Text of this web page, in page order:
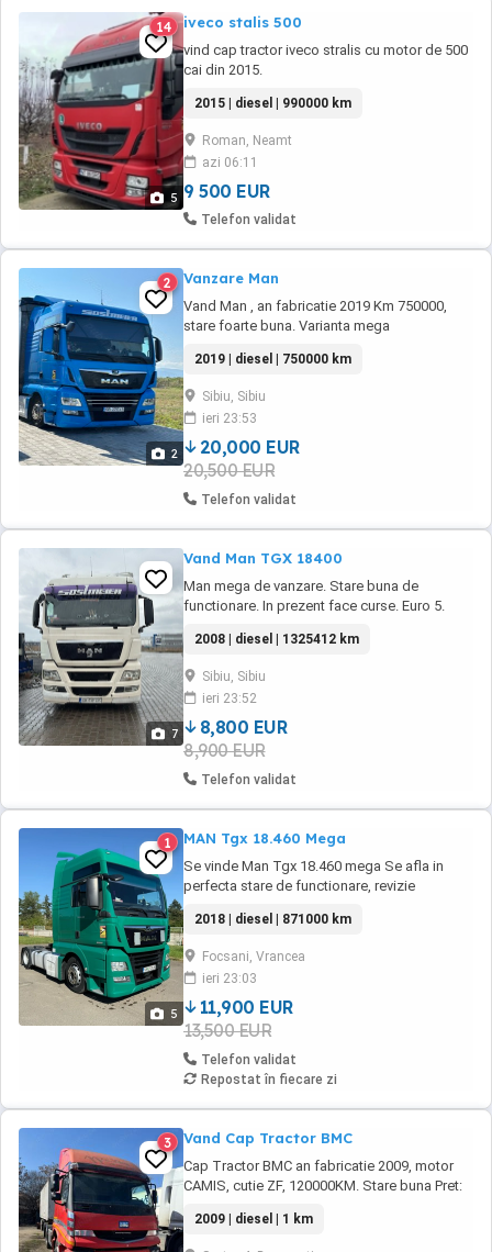
5
14 iveco stalis 500
vind cap tractor iveco stralis cu motor de 500
cai din 2015.
2015 | diesel | 990000 km
Roman, Neamt
azi 06:11
9 500 EUR
Telefon validat
2
2 Vanzare Man
Vand Man , an fabricatie 2019 Km 750000,
stare foarte buna. Varianta mega
2019 | diesel | 750000 km
Sibiu, Sibiu
ieri 23:53
20,000 EUR
20,500 EUR
Telefon validat
7
Vand Man TGX 18400
Man mega de vanzare. Stare buna de
functionare. In prezent face curse. Euro 5.
2008 | diesel | 1325412 km
Sibiu, Sibiu
ieri 23:52
8,800 EUR
8,900 EUR
Telefon validat
5
1 MAN Tgx 18.460 Mega
Se vinde Man Tgx 18.460 mega Se afla in
perfecta stare de functionare, revizie
se aer nou original montat de 10.000 km Este
dotat cu tahograf nou G2V2 An Fabricatie
2018 KM 871.000 Rulat doar extern !
2018 | diesel | 871000 km
Focsani, Vrancea
ieri 23:03
11,900 EUR
13,500 EUR
Telefon validat
Repostat în fiecare zi
3 Vand Cap Tractor BMC
Cap Tractor BMC an fabricatie 2009, motor
CAMIS, cutie ZF, 120000KM. Stare buna Pret:
2009 | diesel | 1 km